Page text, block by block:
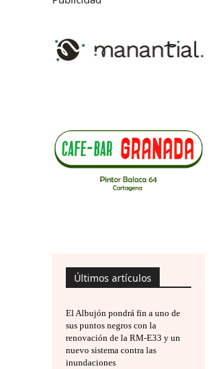
Últimos artículos
El Albujón pondrá fin a uno de
sus puntos negros con la
renovación de la RM-E33 y un
nuevo sistema contra las
inundaciones